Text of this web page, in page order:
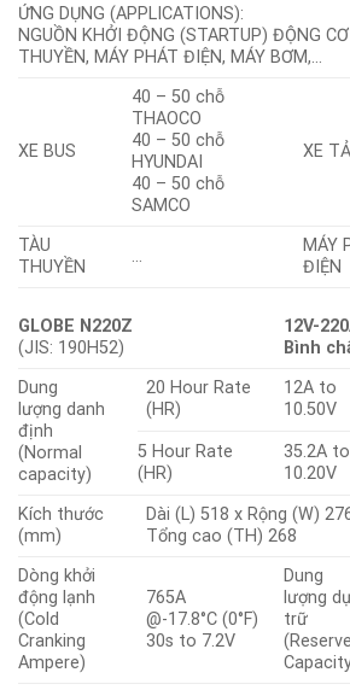
ỨNG DỤNG (APPLICATIONS):
NGUỒN KHỞI ĐỘNG (STARTUP) ĐỘNG
THUYỀN, MÁY PHÁT ĐIỆN, MÁY BƠM,…
XE BUS
40 – 50 chỗ
THAOCO
40 – 50 chỗ
HYUNDAI
40 – 50 chỗ
SAMCO
XE TẢI
TÀU
THUYỀN
…
MÁY
ĐIỆN
GLOBE N220Z
(JIS: 190H52)
12V-
Bình
Dung
lượng danh
định
(Normal
capacity)
20 Hour Rate
(HR)
12A to
10.50V
5 Hour Rate
(HR)
35.2A to
10.20V
Kích thước
(mm)
Dài (L) 518 x Rộng (W)
Tổng cao (TH) 268
Dòng khởi
động lạnh
(Cold
Cranking
Ampere)
765A
@-17.8°C (0°F)
30s to 7.2V
Dung
lượng
trữ
(Reserve